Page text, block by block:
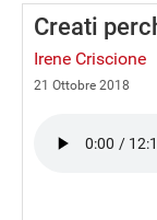
Creati
Irene Criscione
21 Ottobre 2018